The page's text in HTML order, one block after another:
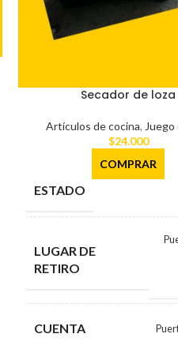
Secador de loza
Artículos de cocina, Juego
$24.000
COMPRAR
ESTADO
LUGAR DE
RETIRO
CUENTA